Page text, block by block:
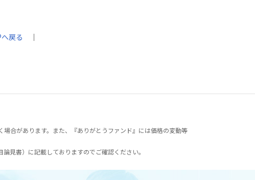
戻る ｜
合があります。また、『ありがとうファンド』には価格の変動等
見書）に記載しておりますのでご確認ください。